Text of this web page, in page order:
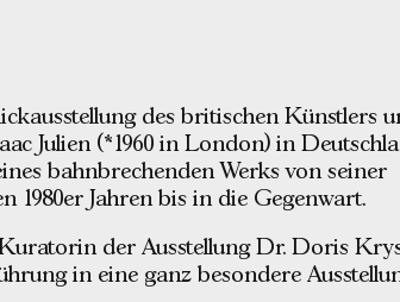
des britischen Künstlers
Julien (*1960 in London) in
bahnbrechenden Werks von seiner
1980er Jahren bis in die Gegenwart.
der Ausstellung Dr. Doris
in eine ganz besondere